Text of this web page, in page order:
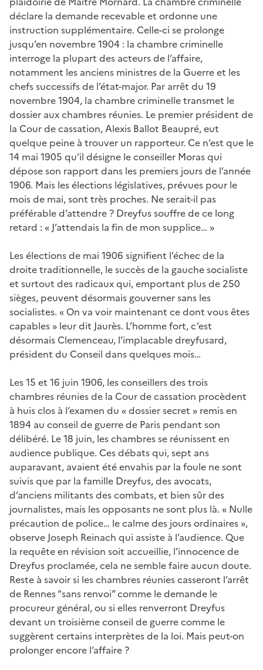
déclare la demande recevable et ordonne une
instruction supplémentaire. Celle-ci se prolonge
jusqu’en novembre 1904 : la chambre criminelle
interroge la plupart des acteurs de l’affaire,
notamment les anciens ministres de la Guerre et les
chefs successifs de l’état-major. Par arrêt du 19
novembre 1904, la chambre criminelle transmet le
dossier aux chambres réunies. Le premier président de
la Cour de cassation, Alexis Ballot Beaupré, eut
quelque peine à trouver un rapporteur. Ce n’est que le
14 mai 1905 qu’il désigne le conseiller Moras qui
dépose son rapport dans les premiers jours de l’année
1906. Mais les élections législatives, prévues pour le
mois de mai, sont très proches. Ne serait-il pas
préférable d’attendre ? Dreyfus souffre de ce long
retard : « J’attendais la fin de mon supplice… »
Les élections de mai 1906 signifient l’échec de la
droite traditionnelle, le succès de la gauche socialiste
et surtout des radicaux qui, emportant plus de 250
sièges, peuvent désormais gouverner sans les
socialistes. « On va voir maintenant ce dont vous êtes
capables » leur dit Jaurès. L’homme fort, c’est
désormais Clemenceau, l’implacable dreyfusard,
président du Conseil dans quelques mois…
Les 15 et 16 juin 1906, les conseillers des trois
chambres réunies de la Cour de cassation procèdent
à huis clos à l’examen du « dossier secret » remis en
1894 au conseil de guerre de Paris pendant son
délibéré. Le 18 juin, les chambres se réunissent en
audience publique. Ces débats qui, sept ans
auparavant, avaient été envahis par la foule ne sont
suivis que par la famille Dreyfus, des avocats,
d’anciens militants des combats, et bien sûr des
journalistes, mais les opposants ne sont plus là. « Nulle
précaution de police… le calme des jours ordinaires »,
observe Joseph Reinach qui assiste à l’audience. Que
la requête en révision soit accueillie, l’innocence de
Dreyfus proclamée, cela ne semble faire aucun doute.
Reste à savoir si les chambres réunies casseront l’arrêt
de Rennes “sans renvoi” comme le demande le
procureur général, ou si elles renverront Dreyfus
devant un troisième conseil de guerre comme le
suggèrent certains interprètes de la loi. Mais peut-on
prolonger encore l’affaire ?